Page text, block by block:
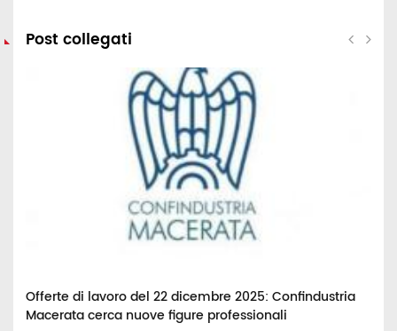
Post collegati
Offerte di lavoro del 22 dicembre 2025: Confindustria
Macerata cerca nuove figure professionali